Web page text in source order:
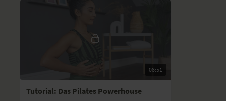
08:51
Tutorial: Das Pilates Powerhouse